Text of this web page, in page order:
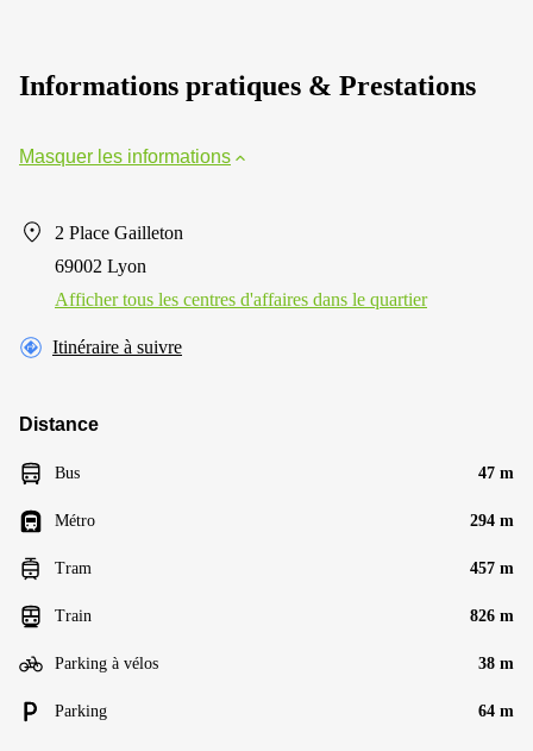
Informations pratiques & Prestations
Masquer les informations
2 Place Gailleton
69002 Lyon
Afficher tous les centres d'affaires dans le quartier
Itinéraire à suivre
Distance
Bus 47 m
Métro 294 m
Tram 457 m
Train 826 m
Parking à vélos 38 m
Parking 64 m